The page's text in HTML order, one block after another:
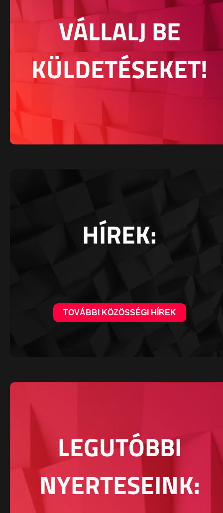
VÁLLALJ BE
KÜLDETÉSEKET!
HÍREK:
TOVÁBBI KÖZÖSSÉGI HÍREK
LEGUTÓBBI
NYERTESEINK: